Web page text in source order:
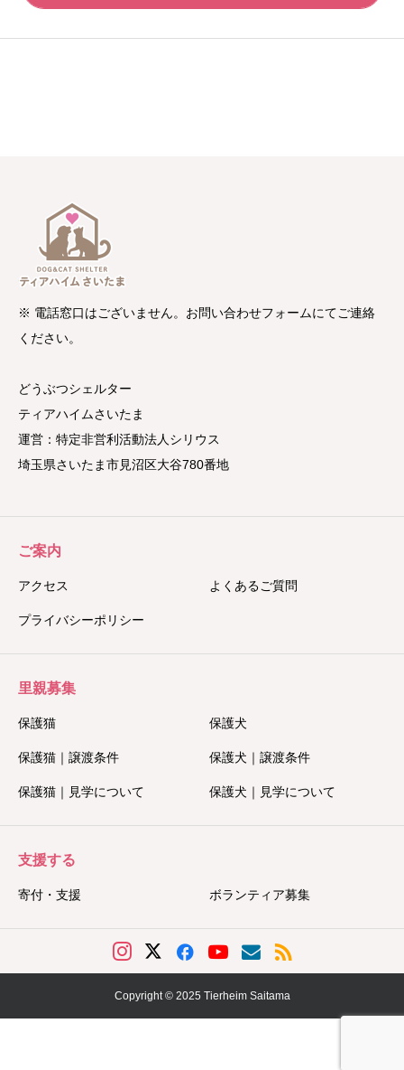
※ 電話窓口はございません。お問い合わせフォームにてご連絡
ください。
どうぶつシェルター
ティアハイムさいたま
運営：特定非営利活動法人シリウス
埼玉県さいたま市見沼区大谷780番地
ご案内
アクセス よくあるご質問
プライバシーポリシー
里親募集
保護猫 保護犬
保護猫｜譲渡条件 保護犬｜譲渡条件
保護猫｜見学について 保護犬｜見学について
支援する
寄付・支援 ボランティア募集
Copyright © 2025 Tierheim Saitama